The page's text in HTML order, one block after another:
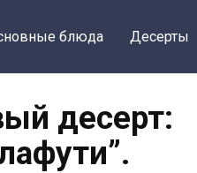
блюда Десерты
десерт: